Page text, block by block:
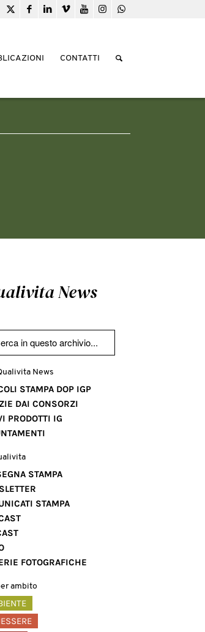
CONTATTI
News
News
STAMPA DOP IGP
DAI CONSORZI
PRODOTTI IG
STAMPA
STAMPA
FOTOGRAFICHE
ambito